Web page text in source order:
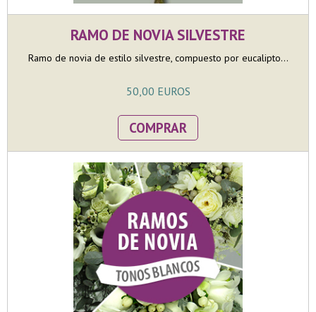
RAMO DE NOVIA SILVESTRE
Ramo de novia de estilo silvestre, compuesto por eucalipto...
50,00 EUROS
COMPRAR